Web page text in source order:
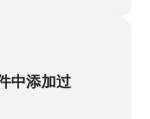
辑视频，也可以在
编辑软件 – 它拥
的工具提示，并且
为您提供帮助，助
下载选项的视频编
是不二之选。
试用的视频编辑软
购买完整版本。应
众多引人注目的效
中添加过